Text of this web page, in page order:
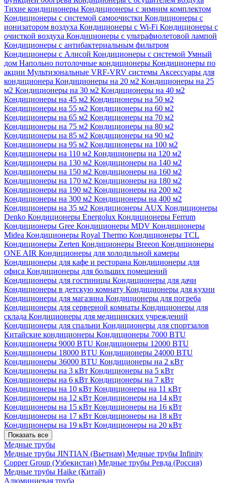
Тихие кондиционеры Кондиционеры с зимним комплектом
Кондиционеры с системой самоочистки Кондиционеры с
ионизатором воздуха Кондиционеры с Wi-Fi Кондиционеры с
очисткой воздуха Кондиционеры с ультрафиолетовой лампой
Кондиционеры с антибактериальным фильтром
Кондиционеры с Алисой Кондиционеры с системой Умный
дом Напольно потолочные кондиционеры Кондиционеры по
акции Мультизональные VRF-VRV системы Аксессуары для
кондиционера Кондиционеры на 20 м2 Кондиционеры на 25
м2 Кондиционеры на 30 м2 Кондиционеры на 40 м2
Кондиционеры на 45 м2 Кондиционеры на 50 м2
Кондиционеры на 55 м2 Кондиционеры на 60 м2
Кондиционеры на 65 м2 Кондиционеры на 70 м2
Кондиционеры на 75 м2 Кондиционеры на 80 м2
Кондиционеры на 85 м2 Кондиционеры на 90 м2
Кондиционеры на 95 м2 Кондиционеры на 100 м2
Кондиционеры на 110 м2 Кондиционеры на 120 м2
Кондиционеры на 130 м2 Кондиционеры на 140 м2
Кондиционеры на 150 м2 Кондиционеры на 160 м2
Кондиционеры на 170 м2 Кондиционеры на 180 м2
Кондиционеры на 190 м2 Кондиционеры на 200 м2
Кондиционеры на 300 м2 Кондиционеры на 400 м2
Кондиционеры на 35 м2 Кондиционеры AUX Кондиционеры
Denko Кондиционеры Energolux Кондиционеры Ferrum
Кондиционеры Gree Кондиционеры MDV Кондиционеры
Midea Кондиционеры Royal Thermo Кондиционеры TCL
Кондиционеры Zerten Кондиционеры Breeon Кондиционеры
ONE AIR Кондиционеры для холодильной камеры
Кондиционеры для кафе и ресторана Кондиционеры для
офиса Кондиционеры для больших помещений
Кондиционеры для гостиницы Кондиционеры для дачи
Кондиционеры в детскую комнату Кондиционеры для кухни
Кондиционеры для магазина Кондиционеры для погреба
Кондиционеры для серверной комнаты Кондиционеры для
склада Кондиционеры для медицинских учреждений
Кондиционеры для спальни Кондиционеры для спортзалов
Китайские кондиционеры Кондиционеры 7000 BTU
Кондиционеры 9000 BTU Кондиционеры 12000 BTU
Кондиционеры 18000 BTU Кондиционеры 24000 BTU
Кондиционеры 36000 BTU Кондиционеры на 2 кВт
Кондиционеры на 3 кВт Кондиционеры на 5 кВт
Кондиционеры на 6 кВт Кондиционеры на 7 кВт
Кондиционеры на 10 кВт Кондиционеры на 11 кВт
Кондиционеры на 12 кВт Кондиционеры на 14 кВт
Кондиционеры на 15 кВт Кондиционеры на 16 кВт
Кондиционеры на 17 кВт Кондиционеры на 18 кВт
Кондиционеры на 19 кВт Кондиционеры на 20 кВт
Показать все
Медные трубы
Медные трубы JINTIAN (Вьетнам) Медные трубы Infinity
Copper Group (Узбекистан) Медные трубы Ревда (Россия)
Медные трубы Haike (Китай)
Алюминиевая труба